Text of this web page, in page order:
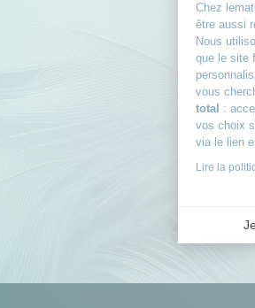
Chez
être aussi
Nous
que le site
vous
total :
vos choix
via le lien
Lire la
Notre
des